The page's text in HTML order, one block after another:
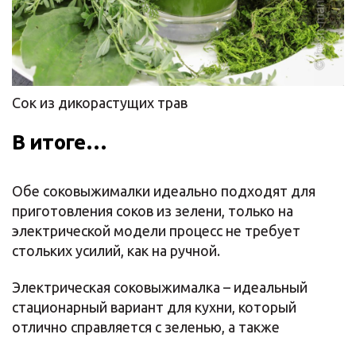
Сок из дикорастущих трав
В итоге…
Обе соковыжималки идеально подходят для
приготовления соков из зелени, только на
электрической модели процесс не требует
стольких усилий, как на ручной.
Электрическая соковыжималка – идеальный
стационарный вариант для кухни, который
отлично справляется с зеленью, а также